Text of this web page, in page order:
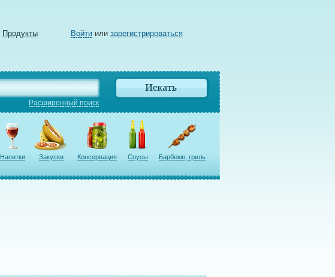
Продукты Войтиили зарегистрироваться
Расширенный поиск
Напитки Закуски Консервация Соусы Барбекю, гриль